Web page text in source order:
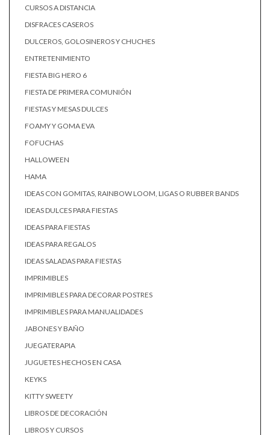
CURSOS A DISTANCIA
DISFRACES CASEROS
DULCEROS, GOLOSINEROS Y CHUCHES
ENTRETENIMIENTO
FIESTA BIG HERO 6
FIESTA DE PRIMERA COMUNIÓN
FIESTAS Y MESAS DULCES
FOAMY Y GOMA EVA
FOFUCHAS
HALLOWEEN
HAMA
IDEAS CON GOMITAS, RAINBOW LOOM, LIGAS O RUBBER BANDS
IDEAS DULCES PARA FIESTAS
IDEAS PARA FIESTAS
IDEAS PARA REGALOS
IDEAS SALADAS PARA FIESTAS
IMPRIMIBLES
IMPRIMIBLES PARA DECORAR POSTRES
IMPRIMIBLES PARA MANUALIDADES
JABONES Y BAÑO
JUEGATERAPIA
JUGUETES HECHOS EN CASA
KEYKS
KITTY SWEETY
LIBROS DE DECORACIÓN
LIBROS Y CURSOS